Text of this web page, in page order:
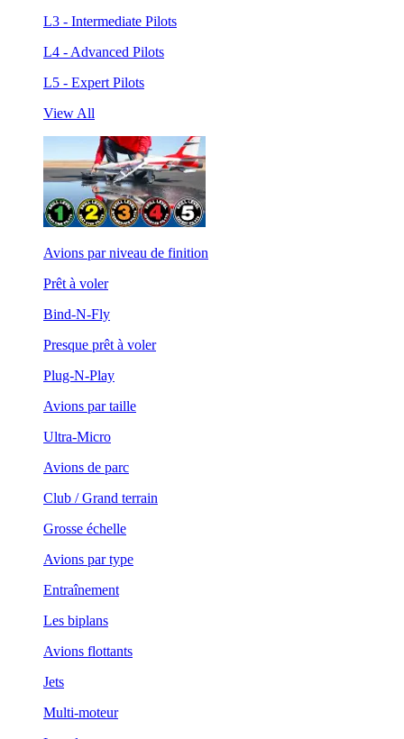
L3 - Intermediate Pilots
L4 - Advanced Pilots
L5 - Expert Pilots
View All
Avions par niveau de finition
Prêt à voler
Bind-N-Fly
Presque prêt à voler
Plug-N-Play
Avions par taille
Ultra-Micro
Avions de parc
Club / Grand terrain
Grosse échelle
Avions par type
Entraînement
Les biplans
Avions flottants
Jets
Multi-moteur